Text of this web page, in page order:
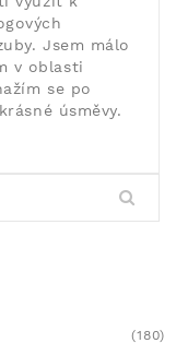
Jsem málo
v oblasti
se po
úsměvy.
(180)